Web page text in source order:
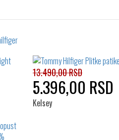
13.490,00 RSD
5.396,00 RSD
Kelsey